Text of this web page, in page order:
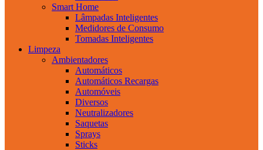
Smart Home
Lâmpadas Inteligentes
Medidores de Consumo
Tomadas Inteligentes
Limpeza
Ambientadores
Automáticos
Automáticos Recargas
Automóveis
Diversos
Neutralizadores
Saquetas
Sprays
Sticks